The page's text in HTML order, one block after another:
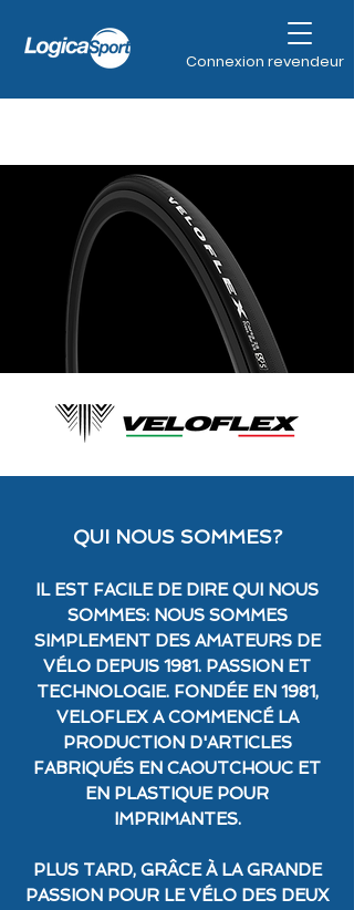
Connexion revendeur
QUI NOUS SOMMES?
IL EST FACILE DE DIRE QUI NOUS
SOMMES: NOUS SOMMES
SIMPLEMENT DES AMATEURS DE
VÉLO DEPUIS 1981. PASSION ET
TECHNOLOGIE. FONDÉE EN 1981,
VELOFLEX A COMMENCÉ LA
PRODUCTION D'ARTICLES
FABRIQUÉS EN CAOUTCHOUC ET
EN PLASTIQUE POUR
IMPRIMANTES.
PLUS TARD, GRÂCE À LA GRANDE
PASSION POUR LE VÉLO DES DEUX